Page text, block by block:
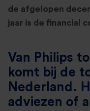
de afgelopen
jaar is de financial
Van Philips
komt bij de
Nederland.
adviezen of